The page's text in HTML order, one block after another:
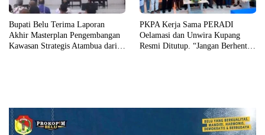
Bupati Belu Terima Laporan
Akhir Masterplan Pengembangan
Kawasan Strategis Atambua dari
PKPA Kerja Sama PERADI
Oelamasi dan Unwira Kupang
Resmi Ditutup. “Jangan Berhenti